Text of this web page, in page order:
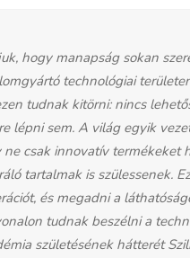
hogy manapság sokan
technológiai
tudnak kitörni: nincs
lépni sem. A világ egyik
ne csak innovatív termékeket
tartalmak is szülessenek.
és megadni a
tudnak beszélni a
születésének hátterét